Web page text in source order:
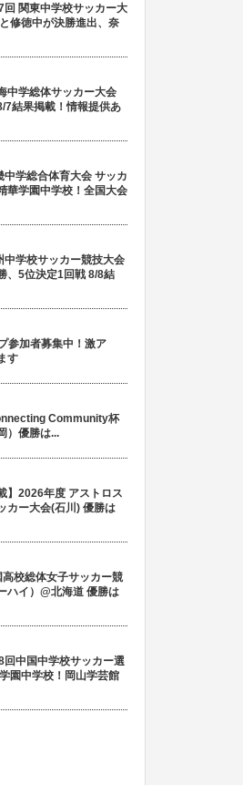
関東中学校サッカー大
修徳中が決勝進出、奈
中学総体サッカー大会
7結果掲載！情報提供あ
学総合体育大会 サッカ
学園中学校！全国大会
学校サッカー競技大会
、5位決定1回戦 8/8結
参加者募集中！激ア
す
Community杯
）優勝は...
】2026年度 アストロス
カー大会(石川) 優勝は
校総体女子サッカー競
ハイ）@北海道 優勝は
中国中学校サッカー選
園中学校！岡山学芸館